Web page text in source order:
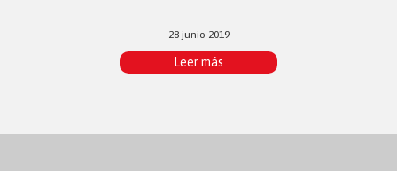
28 junio 2019
Leer más